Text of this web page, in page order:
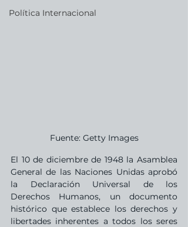
Política Internacional
Fuente: Getty Images
El 10 de diciembre de 1948 la Asamblea
General de las Naciones Unidas aprobó
la Declaración Universal de los
Derechos Humanos, un documento
histórico que establece los derechos y
libertades inherentes a todos los seres